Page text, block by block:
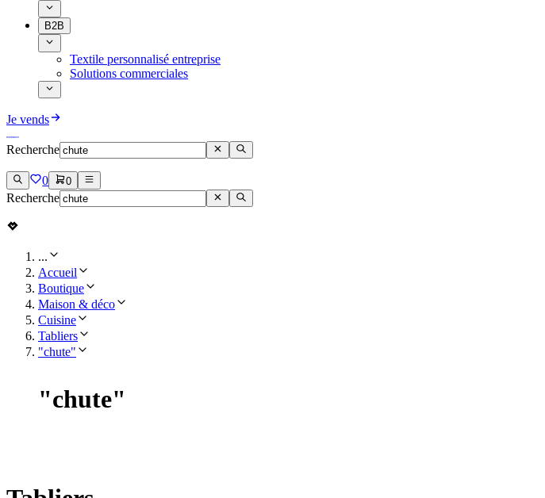
B2B
Textile personnalisé entreprise
Solutions commerciales
Je vends
Recherche
0 0
Recherche
...
Accueil
Boutique
Maison & déco
Cuisine
Tabliers
"chute"
"chute"